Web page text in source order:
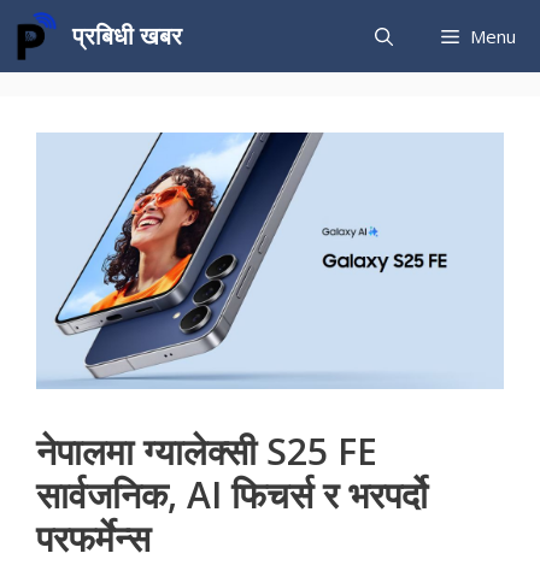
Skip
content
प्रबिधी खबर Menu
नेपालमा ग्यालेक्सी S25 FE
सार्वजनिक, AI फिचर्स र भरपर्दो
परफर्मेन्स